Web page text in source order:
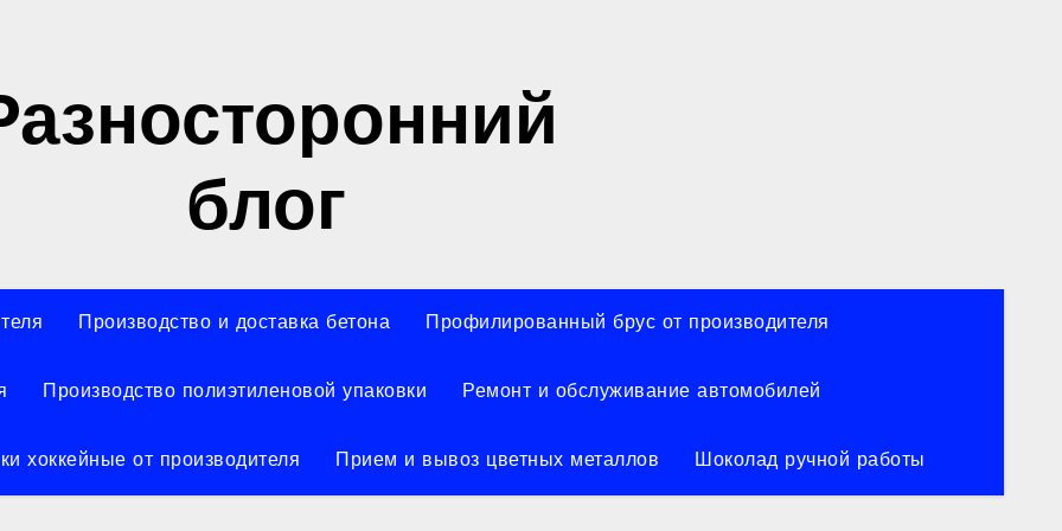
блог
Производство и доставка бетона Профилированный брус от производителя
Производство полиэтиленовой упаковки Ремонт и обслуживание автомобилей
хоккейные от производителя Прием и вывоз цветных металлов Шоколад ручной работы